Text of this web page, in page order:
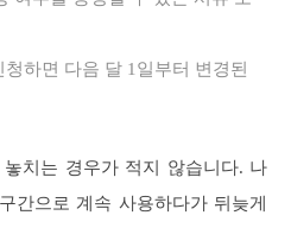
하면 다음 달 1일부터 변경된
치는 경우가 적지 않습니다. 나
간으로 계속 사용하다가 뒤늦게